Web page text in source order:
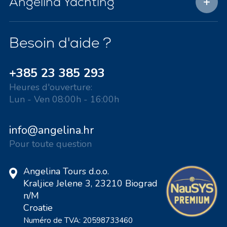
Besoin d'aide ?
+385 23 385 293
Heures d'ouverture:
Lun - Ven 08:00h - 16:00h
info@angelina.hr
Pour toute question
Angelina Tours d.o.o.
Kraljice Jelene 3, 23210 Biograd
n/M
Croatie
Numéro de TVA: 20598733460